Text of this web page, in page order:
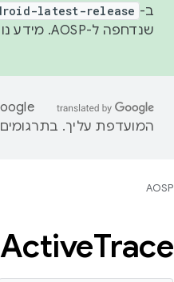
ב- latest-release
שנדחפה ל-AOSP. מידע נוסף זמין במאמר
המועדפת עליך. בתרגומים
AOSP
ActiveTrace